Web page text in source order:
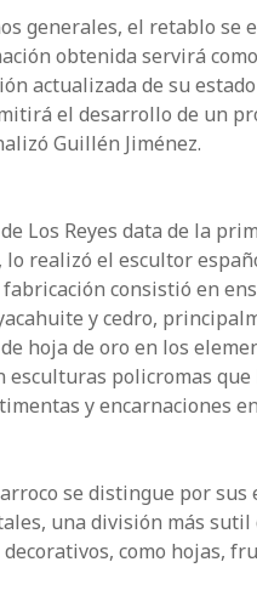
generales, el retablo se
obtenida servirá
actualizada de su
el desarrollo de un
Guillén Jiménez.
Los Reyes data de la
lo realizó el escultor
fabricación consistió en
y cedro,
hoja de oro en los
esculturas policromas
y encarnaciones
se distingue por sus
una división más sutil
como hojas,